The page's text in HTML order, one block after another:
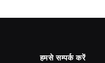
हमसे सम्पर्क करें